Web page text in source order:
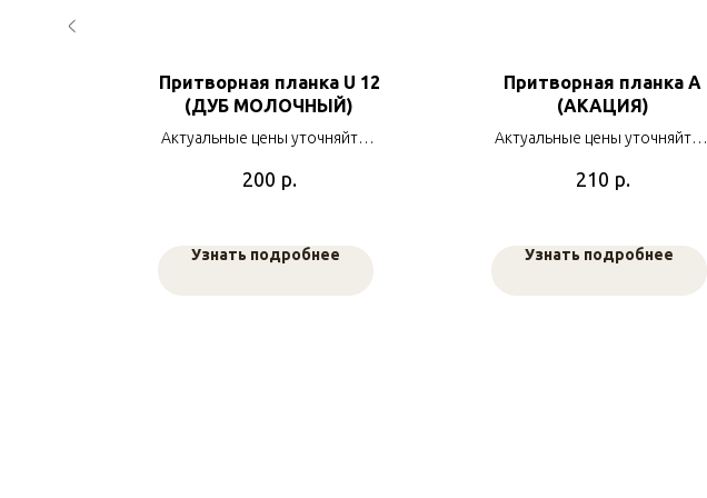
Притворная планка U 12
(ДУБ МОЛОЧНЫЙ)
Актуальные цены уточняйте у
200 р.
Узнать подробнее
Притворная планка А
(АКАЦИЯ)
Актуальные цены уточняйте у
210 р.
Узнать подробнее